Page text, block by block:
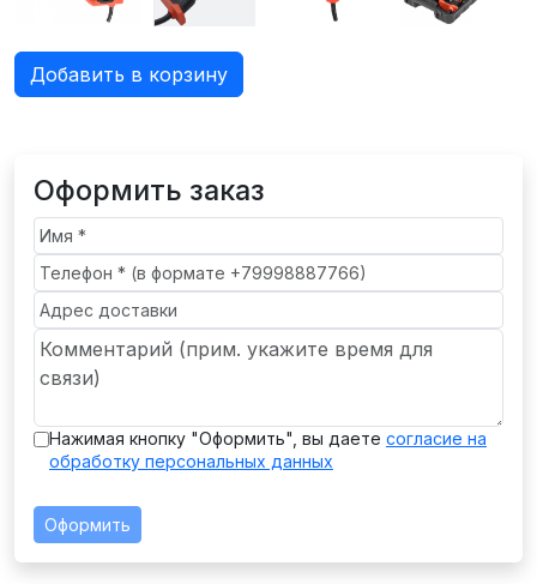
Добавить в корзину
Оформить заказ
Нажимая кнопку "Оформить", вы даете согласие на
обработку персональных данных
Оформить